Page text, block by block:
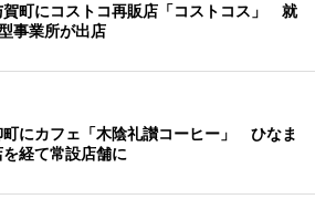
賀町にコストコ再販店「コストコス」 就
事業所が出店
町にカフェ「木陰礼讃コーヒー」 ひなま
経て常設店舗に